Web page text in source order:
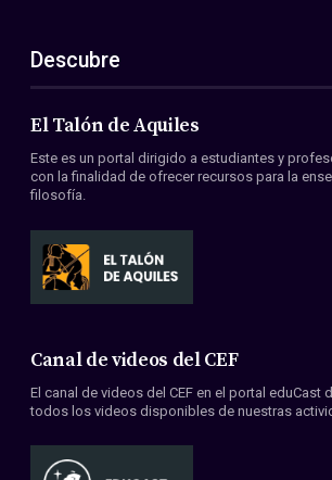
ES
EN
Acerca de nosotros
Miembros
Convenios
Descubre
El Talón de Aquiles
Este es un portal dirigido a estudiantes y
con la finalidad de ofrecer recursos para la
filosofía.
Canal de videos del CEF
El canal de videos del CEF en el portal eduCast
todos los videos disponibles de nuestras